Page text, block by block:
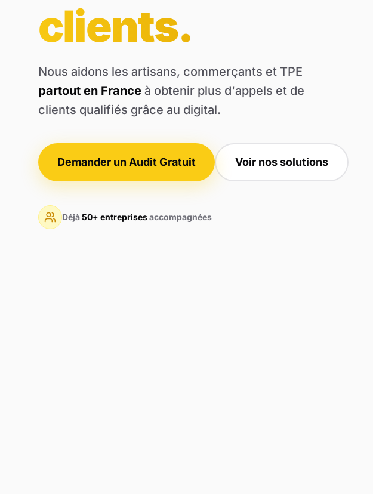
clients.
Nous aidons les artisans, commerçants et TPE
partout en France à obtenir plus d'appels et de
clients qualifiés grâce au digital.
Demander un Audit Gratuit Voir nos solutions
Déjà50+ entreprisesaccompagnées